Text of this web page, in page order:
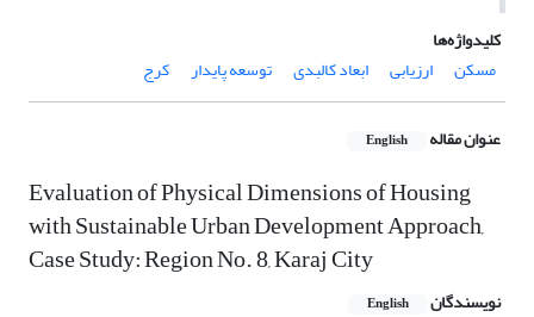
کلیدواژه‌ها
مسکن
ارزیابی ابعاد کالبدی توسعه پایدار کرج
عنوان مقاله English
Evaluation of Physical Dimensions of Housing
with Sustainable Urban Development Approach,
Case Study: Region No. 8, Karaj City
نویسندگان English